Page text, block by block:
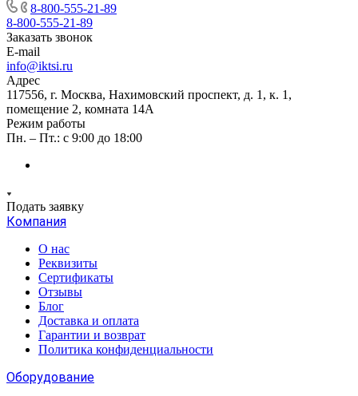
8-800-555-21-89
8-800-555-21-89
Заказать звонок
E-mail
info@iktsi.ru
Адрес
117556, г. Москва, Нахимовский проспект, д. 1, к. 1,
помещение 2, комната 14А
Режим работы
Пн. – Пт.: с 9:00 до 18:00
Подать заявку
Компания
О нас
Реквизиты
Сертификаты
Отзывы
Блог
Доставка и оплата
Гарантии и возврат
Политика конфиденциальности
Оборудование